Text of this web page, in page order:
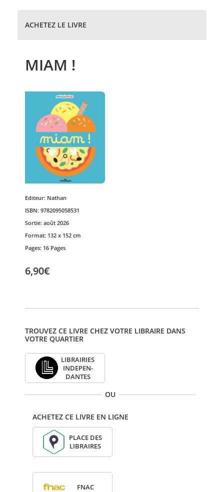
ACHETEZ LE LIVRE
MIAM !
Editeur: Nathan
ISBN: 9782095058531
Sortie: août 2026
Format: 132 x 152 cm
Pages: 16 Pages
6,90€
TROUVEZ CE LIVRE CHEZ VOTRE LIBRAIRE DANS
VOTRE QUARTIER
LIBRAI­RIES
INDE­PEN­
DANTES
OU
ACHETEZ CE LIVRE EN LIGNE
PLACE DES
LIBRAIRES
FNAC